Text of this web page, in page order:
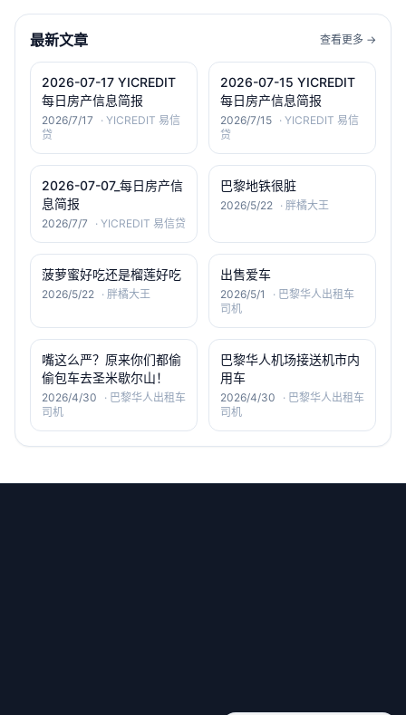
最新文章 查看更多 →
2026-07-17 YICREDIT
每日房产信息简报
2026/7/17 · YICREDIT 易信
贷
2026-07-15 YICREDIT
每日房产信息简报
2026/7/15 · YICREDIT 易信
贷
2026-07-07_每日房产信
息简报
2026/7/7 · YICREDIT 易信贷
巴黎地铁很脏
2026/5/22 · 胖橘大王
菠萝蜜好吃还是榴莲好吃
2026/5/22 · 胖橘大王
出售爱车
2026/5/1 · 巴黎华人出租车
司机
嘴这么严？原来你们都偷
偷包车去圣米歇尔山！
2026/4/30 · 巴黎华人出租车
司机
巴黎华人机场接送机市内
用车
2026/4/30 · 巴黎华人出租车
司机
+33 (0)767387396